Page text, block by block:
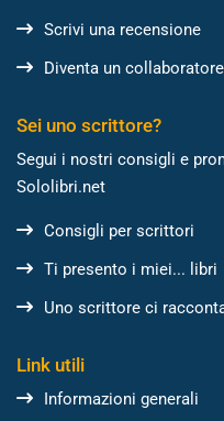
Scrivi una recensione
Diventa un collaboratore
Sei uno scrittore?
Segui i nostri consigli e
Sololibri.net
Consigli per scrittori
Ti presento i miei... libri
Uno scrittore ci
Link utili
Informazioni generali